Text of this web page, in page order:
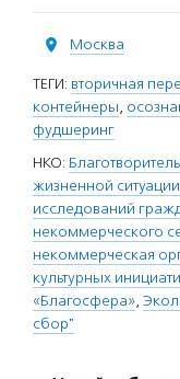
Москва
ТЕГИ: вторичная
контейнеры,
фудшеринг
НКО:
жизненной
исследований
некоммерческого
некоммерческая
культурных
«Благосфера»,
сбор"